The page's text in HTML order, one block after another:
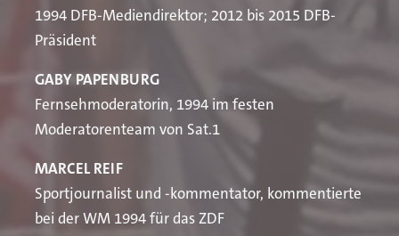
1994 DFB-Mediendirektor; 2012 bis 2015 DFB-
Präsident
GABY PAPENBURG
Fernsehmoderatorin, 1994 im festen
Moderatorenteam von Sat.1
MARCEL REIF
Sportjournalist und -kommentator, kommentierte
bei der WM 1994 für das ZDF